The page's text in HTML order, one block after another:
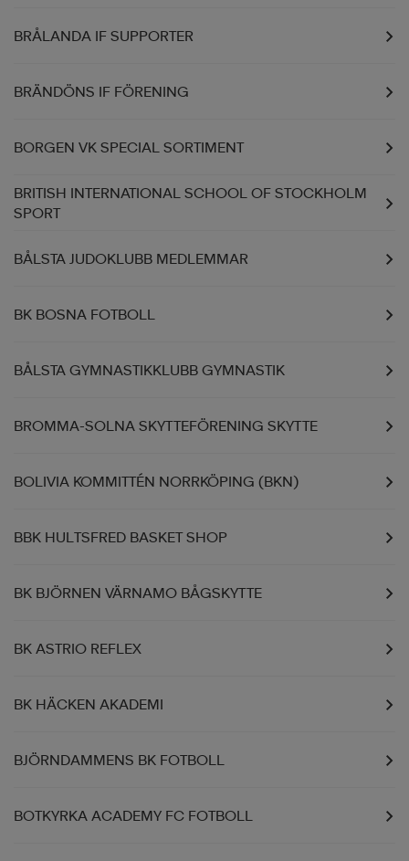
BRÅLANDA IF SUPPORTER
BRÄNDÖNS IF FÖRENING
BORGEN VK SPECIAL SORTIMENT
BRITISH INTERNATIONAL SCHOOL OF STOCKHOLM
SPORT
BÅLSTA JUDOKLUBB MEDLEMMAR
BK BOSNA FOTBOLL
BÅLSTA GYMNASTIKKLUBB GYMNASTIK
BROMMA-SOLNA SKYTTEFÖRENING SKYTTE
BOLIVIA KOMMITTÉN NORRKÖPING (BKN)
BBK HULTSFRED BASKET SHOP
BK BJÖRNEN VÄRNAMO BÅGSKYTTE
BK ASTRIO REFLEX
BK HÄCKEN AKADEMI
BJÖRNDAMMENS BK FOTBOLL
BOTKYRKA ACADEMY FC FOTBOLL